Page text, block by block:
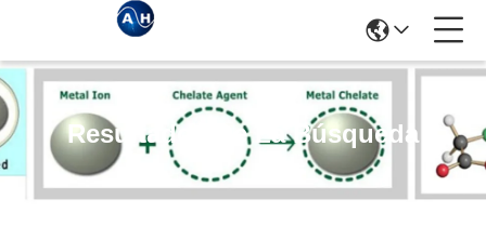
Resultados De La Búsqueda